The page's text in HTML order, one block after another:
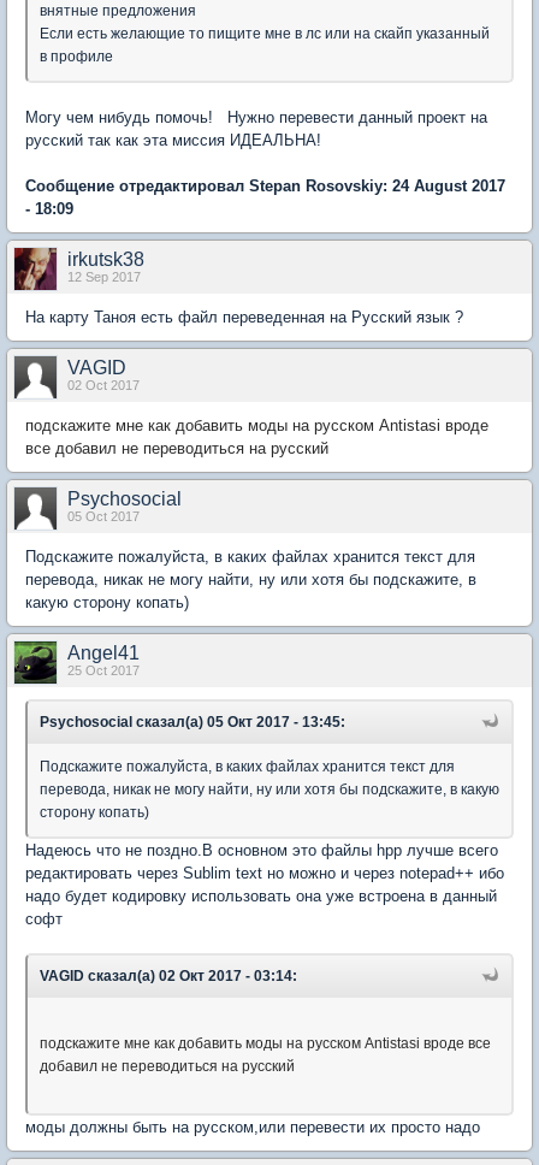
внятные предложения
Если есть желающие то пищите мне в лс или на скайп указанный
в профиле
Могу чем нибудь помочь! Нужно перевести данный проект на
русский так как эта миссия ИДЕАЛЬНА!
Сообщение отредактировал Stepan Rosovskiy: 24 August 2017
- 18:09
irkutsk38
12 Sep 2017
На карту Таноя есть файл переведенная на Русский язык ?
VAGID
02 Oct 2017
подскажите мне как добавить моды на русском Antistasi вроде
все добавил не переводиться на русский
Psychosocial
05 Oct 2017
Подскажите пожалуйста, в каких файлах хранится текст для
перевода, никак не могу найти, ну или хотя бы подскажите, в
какую сторону копать)
Angel41
25 Oct 2017
Psychosocial сказал(а) 05 Окт 2017 - 13:45:
Подскажите пожалуйста, в каких файлах хранится текст для
перевода, никак не могу найти, ну или хотя бы подскажите, в какую
сторону копать)
Надеюсь что не поздно.В основном это файлы hpp лучше всего
редактировать через Sublim text но можно и через notepad++ ибо
надо будет кодировку использовать она уже встроена в данный
софт
VAGID сказал(а) 02 Окт 2017 - 03:14:
подскажите мне как добавить моды на русском Antistasi вроде все
добавил не переводиться на русский
моды должны быть на русском,или перевести их просто надо